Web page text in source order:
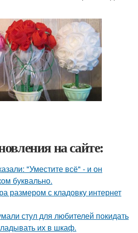
на сайте:
"Уместите всё" - и он
буквально.
размером с кладовку интернет
стул для любителей покидать
их в шкаф.